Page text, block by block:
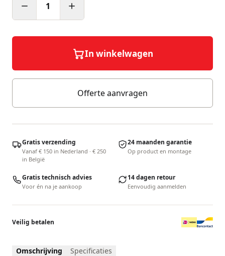
1
In winkelwagen
Offerte aanvragen
Gratis verzending
Vanaf € 150 in Nederland · € 250
in België
24 maanden garantie
Op product en montage
Gratis technisch advies
Voor én na je aankoop
14 dagen retour
Eenvoudig aanmelden
Veilig betalen
Omschrijving Specificaties